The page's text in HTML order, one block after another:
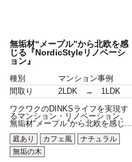
無垢材“メープル”から北欧を感
じる『NordicStyleリノベーシ
ョン』
種別
マンション事例
間取り
2LDK → 1LDK
ワクワクのDINKSライフを実現す
るマンション・リノベーション。
無垢材“メープル”から北欧を感じ...
庭あり
カフェ風
ナチュラル
無垢の木